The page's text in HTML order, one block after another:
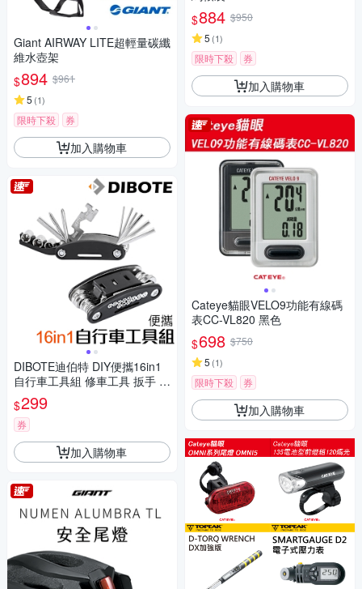
Giant AIRWAY LITE超輕量碳纖
維水壺架
$894 $961
5 (1)
限時下殺 券
加入購物車
DIBOTE迪伯特 DIY便攜16in1
自行車工具組 修車工具 扳手 -
快速到貨
$299
券
加入購物車
$884 $950
5 (1)
限時下殺 券
加入購物車
Cateye貓眼VELO9功能有線碼
表CC-VL820 黑色
$698 $750
5 (1)
限時下殺 券
加入購物車